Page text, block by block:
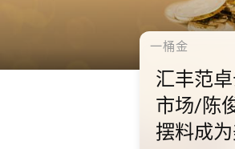
千禧年代
10.2.1
秋节假
港旅游